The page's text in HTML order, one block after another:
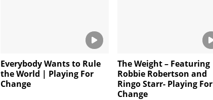
Everybody Wants to Rule
the World | Playing For
Change
The Weight – Featuring
Robbie Robertson and
Ringo Starr- Playing For
Change